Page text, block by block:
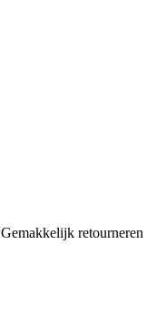
Gemakkelijk retourneren